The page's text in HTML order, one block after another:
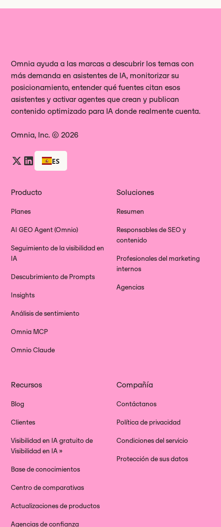
Omnia ayuda a las marcas a descubrir los temas con
más demanda en asistentes de IA, monitorizar su
posicionamiento, entender qué fuentes citan esos
asistentes y activar agentes que crean y publican
contenido optimizado para IA donde realmente cuenta.
Omnia, Inc. © 2026
ES
Producto
Planes
AI GEO Agent (Omnio)
Seguimiento de la visibilidad en
IA
Descubrimiento de Prompts
Insights
Análisis de sentimiento
Omnia MCP
Omnio Claude
Soluciones
Resumen
Responsables de SEO y
contenido
Profesionales del marketing
internos
Agencias
Recursos
Blog
Clientes
Visibilidad en IA gratuito de
Visibilidad en IA »
Base de conocimientos
Centro de comparativas
Actualizaciones de productos
Agencias de confianza
Compañía
Contáctanos
Política de privacidad
Condiciones del servicio
Protección de sus datos